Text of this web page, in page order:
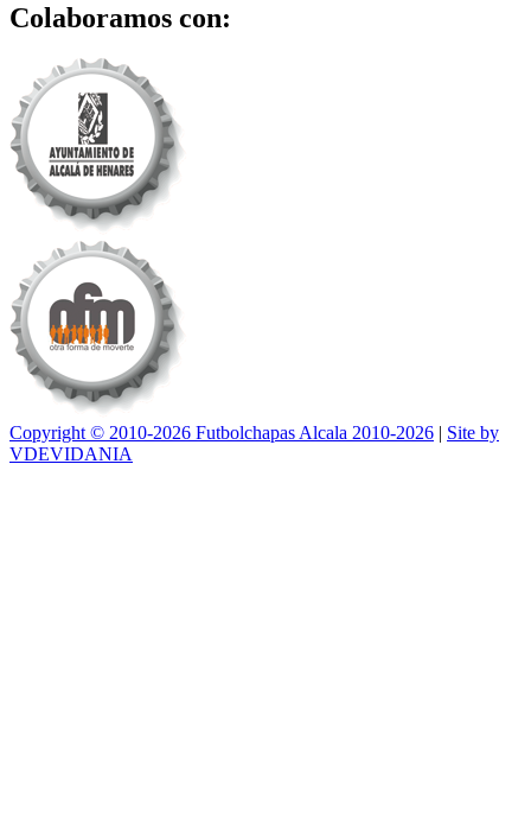
Colaboramos con:
Copyright © 2010-2026 Futbolchapas Alcala 2010-2026 | Site by
VDEVIDANIA